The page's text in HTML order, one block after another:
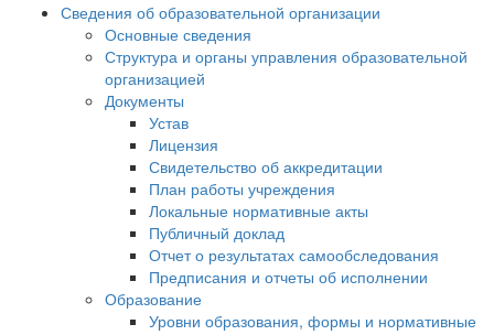
Сведения об образовательной организации
Основные сведения
Структура и органы управления образовательной
организацией
Документы
Устав
Лицензия
Свидетельство об аккредитации
План работы учреждения
Локальные нормативные акты
Публичный доклад
Отчет о результатах самообследования
Предписания и отчеты об исполнении
Образование
Уровни образования, формы и нормативные